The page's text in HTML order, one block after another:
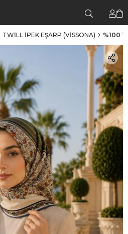
TWİLL İPEK EŞARP (VİSSONA)